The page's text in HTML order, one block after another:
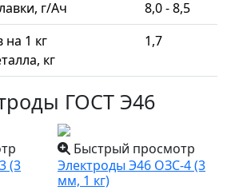
г/Ач
8,0 - 8,5
на 1 кг
кг
1,7
ГОСТ Э46
(3
Быстрый просмотр
Электроды Э46 ОЗС-4 (3
мм, 1 кг)